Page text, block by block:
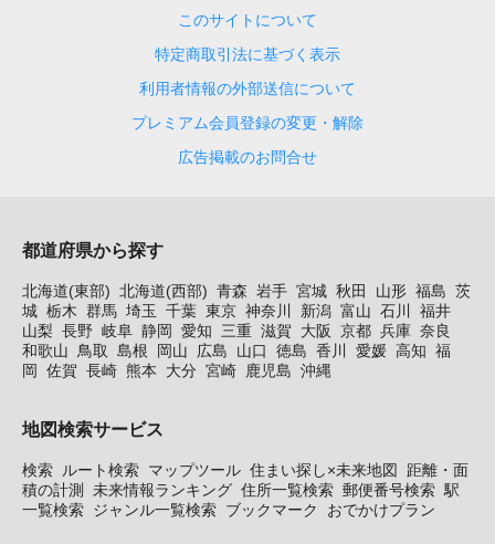
このサイトについて
特定商取引法に基づく表示
利用者情報の外部送信について
プレミアム会員登録の変更・解除
広告掲載のお問合せ
都道府県から探す
北海道(東部) 北海道(西部) 青森 岩手 宮城 秋田 山形 福島 茨
城 栃木 群馬 埼玉 千葉 東京 神奈川 新潟 富山 石川
福井
山梨 長野 岐阜 静岡 愛知 三重 滋賀 大阪 京都 兵庫 奈良
和歌山 鳥取 島根 岡山 広島 山口 徳島 香川 愛媛 高知 福
岡
佐賀 長崎 熊本 大分 宮崎 鹿児島 沖縄
地図検索サービス
検索 ルート検索 マップツール 住まい探し×未来地図
距離・面
積の計測
未来情報ランキング 住所一覧検索 郵便番号検索 駅
一覧検索 ジャンル一覧検索 ブックマーク おでかけプラン